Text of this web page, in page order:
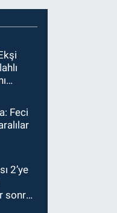
acil
Feci
2’ye
sonra